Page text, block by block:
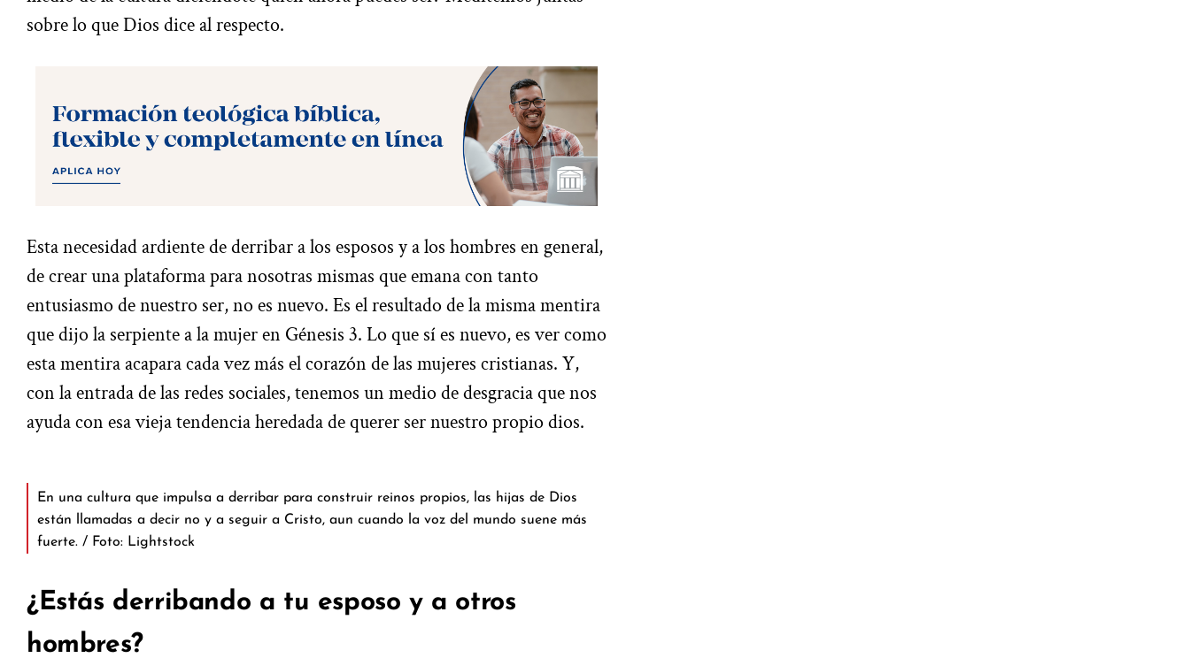
sobre lo que Dios dice al respecto.
Esta necesidad ardiente de derribar a los esposos y a los hombres en general,
de crear una plataforma para nosotras mismas que emana con tanto
entusiasmo de nuestro ser, no es nuevo. Es el resultado de la misma mentira
que dijo la serpiente a la mujer en Génesis 3. Lo que sí es nuevo, es ver como
esta mentira acapara cada vez más el corazón de las mujeres cristianas. Y,
con la entrada de las redes sociales, tenemos un medio de desgracia que nos
ayuda con esa vieja tendencia heredada de querer ser nuestro propio dios.
En una cultura que impulsa a derribar para construir reinos propios, las hijas de Dios
están llamadas a decir no y a seguir a Cristo, aun cuando la voz del mundo suene más
fuerte. / Foto: Lightstock
¿Estás derribando a tu esposo y a otros
hombres?